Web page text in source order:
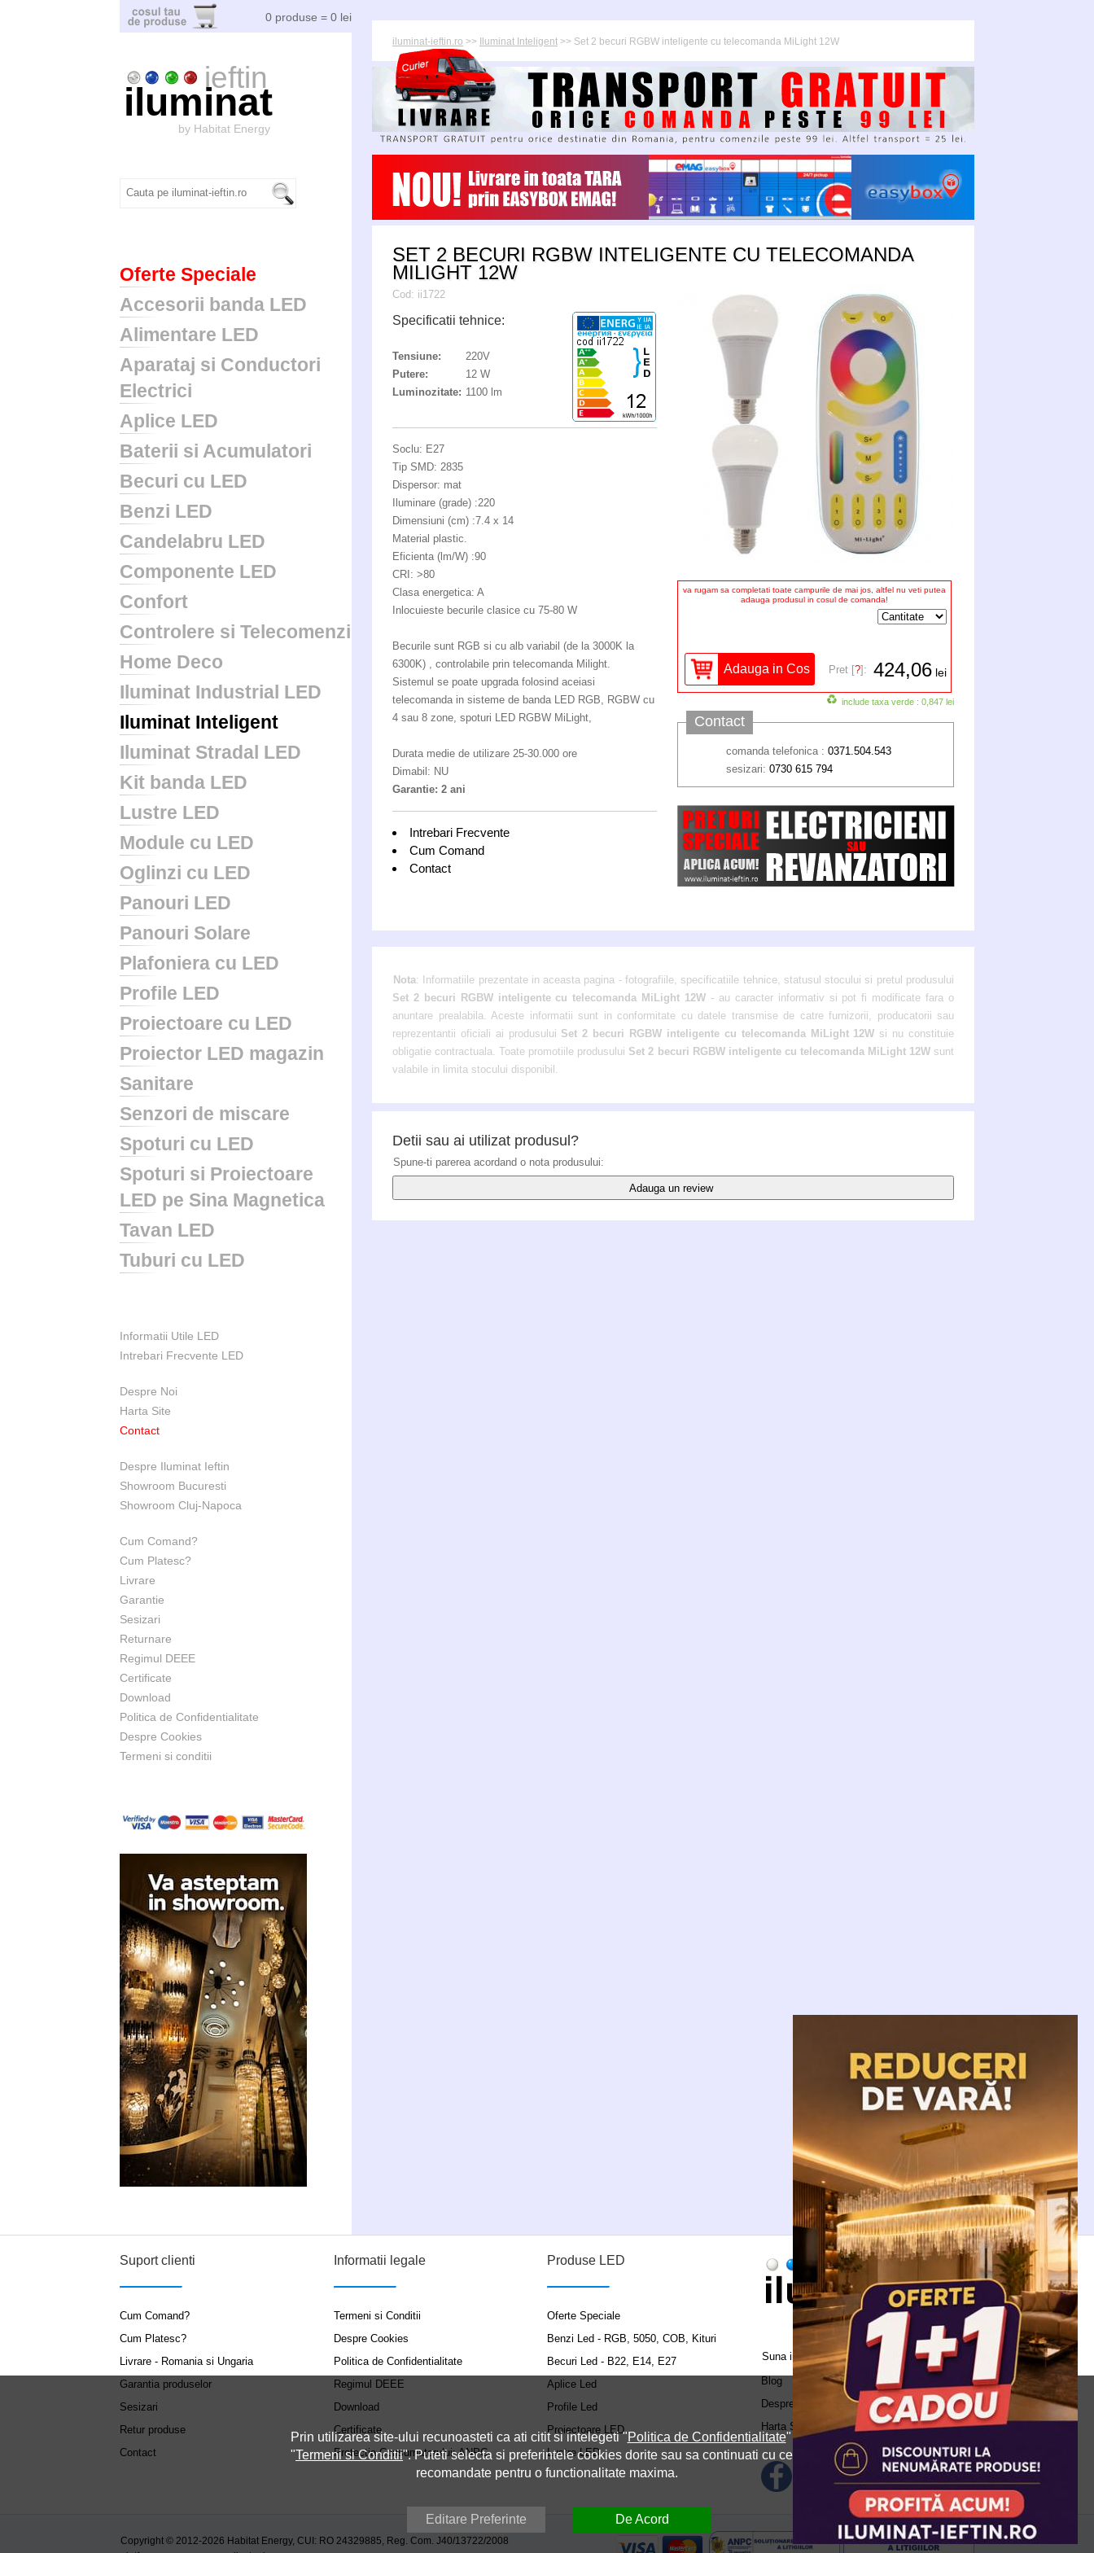
0 produse = 0 lei
ieftin
iluminat
by Habitat Energy
Oferte Speciale
Accesorii banda LED
Alimentare LED
Aparataj si Conductori
Electrici
Aplice LED
Baterii si Acumulatori
Becuri cu LED
Benzi LED
Candelabru LED
Componente LED
Confort
Controlere si Telecomenzi
Home Deco
Iluminat Industrial LED
Iluminat Inteligent
Iluminat Stradal LED
Kit banda LED
Lustre LED
Module cu LED
Oglinzi cu LED
Panouri LED
Panouri Solare
Plafoniera cu LED
Profile LED
Proiectoare cu LED
Proiector LED magazin
Sanitare
Senzori de miscare
Spoturi cu LED
Spoturi si Proiectoare
LED pe Sina Magnetica
Tavan LED
Tuburi cu LED
Informatii Utile LED
Intrebari Frecvente LED
Despre Noi
Harta Site
Contact
Despre Iluminat Ieftin
Showroom Bucuresti
Showroom Cluj-Napoca
Cum Comand?
Cum Platesc?
Livrare
Garantie
Sesizari
Returnare
Regimul DEEE
Certificate
Download
Politica de Confidentialitate
Despre Cookies
Termeni si conditii
iluminat-ieftin.ro >> Iluminat Inteligent >> Set 2 becuri RGBW inteligente cu telecomanda MiLight 12W
SET 2 BECURI RGBW INTELIGENTE CU TELECOMANDA
MILIGHT 12W
Cod: ii1722
Specificatii tehnice:
Tensiune:
220V
Putere:
12 W
Luminozitate: 1100 lm
Soclu: E27
Tip SMD: 2835
Dispersor: mat
Iluminare (grade) :220
Dimensiuni (cm) :7.4 x 14
Material plastic.
Eficienta (lm/W) :90
CRI: >80
Clasa energetica: A
Inlocuieste becurile clasice cu 75-80 W
Becurile sunt RGB si cu alb variabil (de la 3000K la
6300K) , controlabile prin telecomanda Milight.
Sistemul se poate upgrada folosind aceiasi
telecomanda in sisteme de banda LED RGB, RGBW cu
4 sau 8 zone, spoturi LED RGBW MiLight,
Durata medie de utilizare 25-30.000 ore
Dimabil: NU
Garantie: 2 ani
Intrebari Frecvente
Cum Comand
Contact
va rugam sa completati toate campurile de mai jos, altfel nu veti putea
adauga produsul in cosul de comanda!
Pret [?]: 424,06 lei
include taxa verde : 0,847 lei
Contact
comanda telefonica : 0371.504.543
sesizari: 0730 615 794
Nota: Informatiile prezentate in aceasta pagina - fotografiile, specificatiile tehnice, statusul stocului si pretul produsului
Set 2 becuri RGBW inteligente cu telecomanda MiLight 12W - au caracter informativ si pot fi modificate fara o
anuntare prealabila. Aceste informatii sunt in conformitate cu datele transmise de catre furnizorii, producatorii sau
reprezentantii oficiali ai produsului Set 2 becuri RGBW inteligente cu telecomanda MiLight 12W si nu constituie
obligatie contractuala. Toate promotiile produsului Set 2 becuri RGBW inteligente cu telecomanda MiLight 12Wsunt
valabile in limita stocului disponibil.
Detii sau ai utilizat produsul?
Spune-ti parerea acordand o nota produsului:
Adauga un review
Suport clienti
Cum Comand?
Cum Platesc?
Livrare - Romania si Ungaria
Garantia produselor
Sesizari
Retur produse
Contact
Informatii legale
Termeni si Conditii
Despre Cookies
Politica de Confidentialitate
Regimul DEEE
Download
Certificate
Protecția Consumatorului: ANPC
Produse LED
Oferte Speciale
Benzi Led - RGB, 5050, COB, Kituri
Becuri Led - B22, E14, E27
Aplice Led
Profile Led
Proiectoare LED
Lustre LED
Suna in call center:
0371.504.543
Blog
Despre Noi
Harta Site
Copyright © 2012-2026 Habitat Energy, CUI: RO 24329885, Reg. Com. J40/13722/2008
Prin utilizarea site-ului recunoasteti ca ati citit si intelegeti "Politica de Confidentialitate" si
"Termeni si Conditii". Puteti selecta si preferintele cookies dorite sau sa continuati cu cele
recomandate pentru o functionalitate maxima.
Editare Preferinte De Acord